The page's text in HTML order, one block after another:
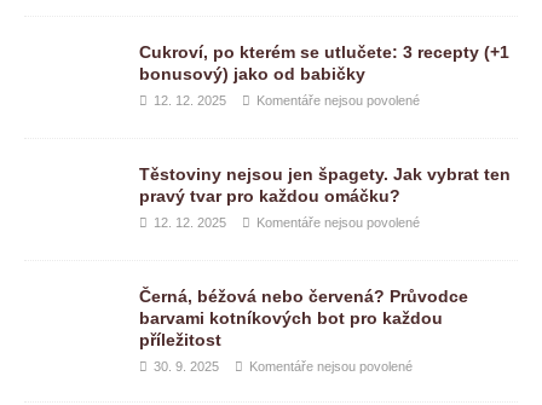
Cukroví, po kterém se utlučete: 3 recepty (+1
bonusový) jako od babičky
12. 12. 2025 Komentáře nejsou povolené
Těstoviny nejsou jen špagety. Jak vybrat ten
pravý tvar pro každou omáčku?
12. 12. 2025 Komentáře nejsou povolené
Černá, béžová nebo červená? Průvodce
barvami kotníkových bot pro každou
příležitost
30. 9. 2025 Komentáře nejsou povolené